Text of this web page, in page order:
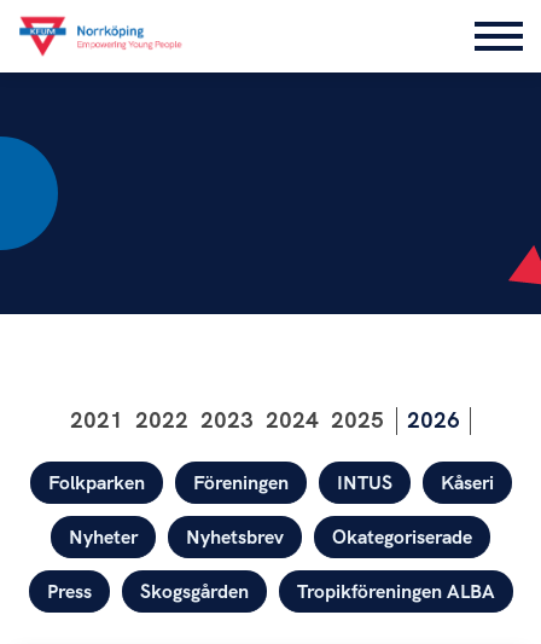
2026
2025
2024
2023
2022
2021
Kategorier
Folkparken Föreningen INTUS Kåseri
Nyheter Nyhetsbrev Okategoriserade
Press Skogsgården Tropikföreningen ALBA